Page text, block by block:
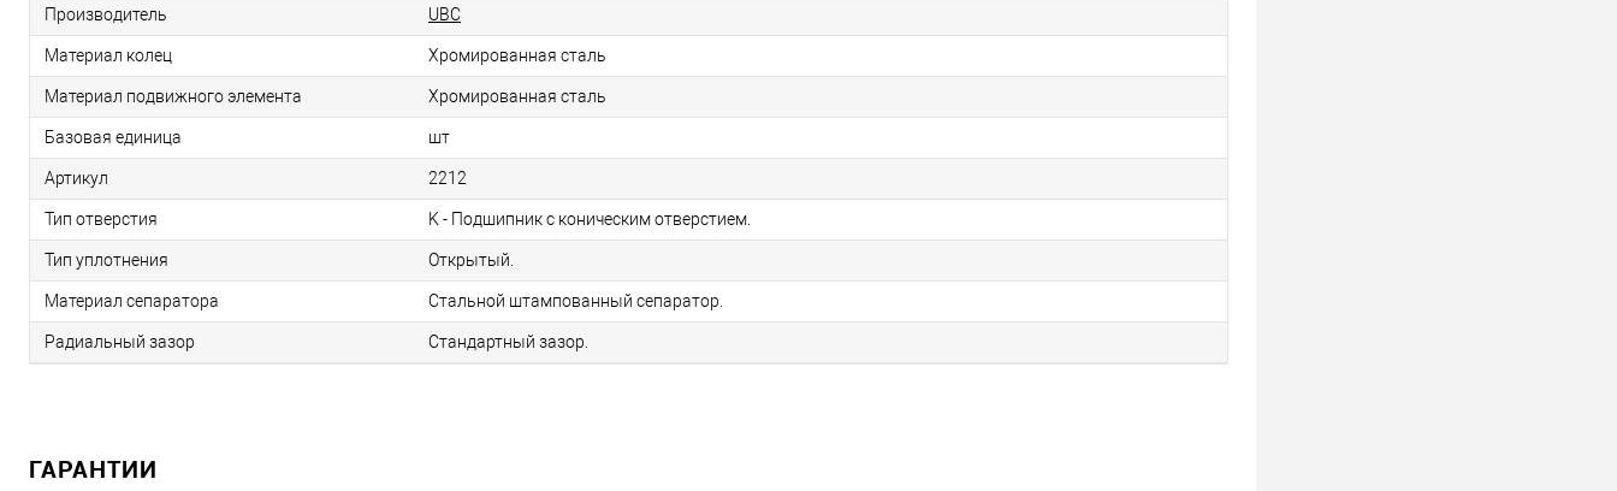
Производитель UBC
Материал колец Хромированная сталь
Материал подвижного элемента Хромированная сталь
Базовая единица шт
Артикул 2212
Тип отверстия K - Подшипник с коническим отверстием.
Тип уплотнения Открытый.
Материал сепаратора Стальной штампованный сепаратор.
Радиальный зазор Стандартный зазор.
ГАРАНТИИ